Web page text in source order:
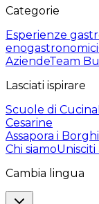
Categorie
Esperienze
enogastronomici
AziendeTeam
Lasciati ispirare
Scuole di Cucina
Cesarine
Assapora i Borghi
Chi siamoUnisciti
Cambia lingua